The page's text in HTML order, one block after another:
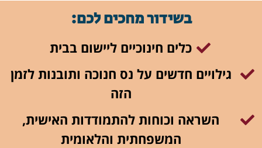
בשידור מחכים לכם:
כלים חינוכיים ליישום בבית
גילויים חדשים על נס חנוכה ותובנות לזמן
הזה
השראה וכוחות להתמודדות האישית,
המשפחתית והלאומית